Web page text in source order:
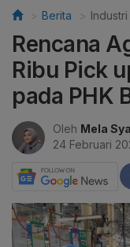
Berita Industri
Rencana
Ribu Pick
pada PHK
Oleh Mela
24 Februari